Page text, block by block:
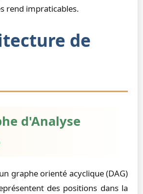
rend impraticables.
de
d'Analyse
graphe orienté acyclique (DAG)
des positions dans la